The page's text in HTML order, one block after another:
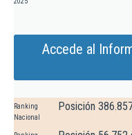
Accede al
Ranking
Nacional
Posición